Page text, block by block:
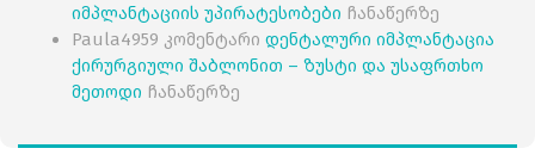
იმპლანტაციის უპირატესობები ჩანაწერზე
Paula4959 კომენტარი დენტალური იმპლანტაცია
ქირურგიული შაბლონით – ზუსტი და უსაფრთხო
მეთოდი ჩანაწერზე